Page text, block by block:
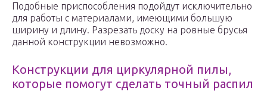
Подобные приспособления подойдут исключительно
для работы с материалами, имеющими большую
ширину и длину. Разрезать доску на ровные брусья
данной конструкции невозможно.
Конструкции для циркулярной пилы,
которые помогут сделать точный распил